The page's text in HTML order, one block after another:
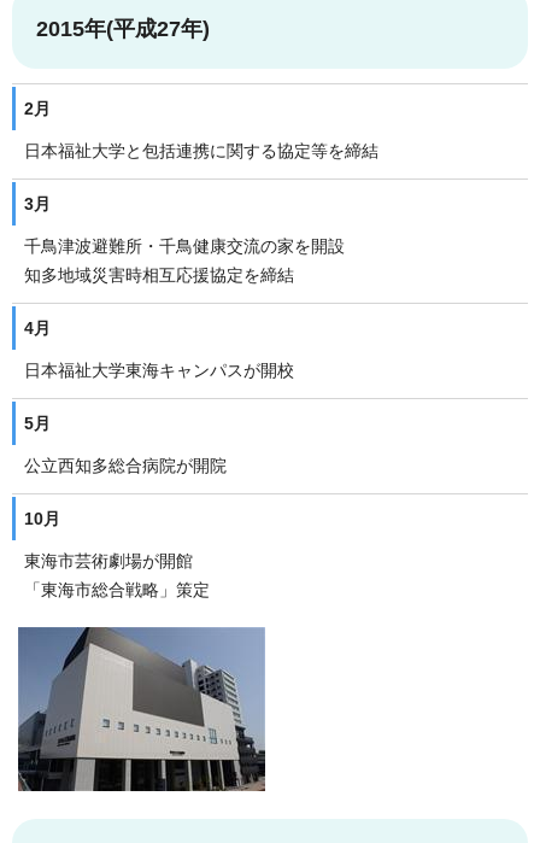
2015年(平成27年)
2月
日本福祉大学と包括連携に関する協定等を締結
3月
千鳥津波避難所・千鳥健康交流の家を開設
知多地域災害時相互応援協定を締結
4月
日本福祉大学東海キャンパスが開校
5月
公立西知多総合病院が開院
10月
東海市芸術劇場が開館
「東海市総合戦略」策定